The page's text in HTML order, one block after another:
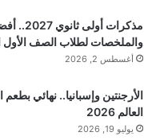
مذكرات
والملخصات لطلاب الصف الأول
أغسطس 2, 2026
الأرجنتين وإسبانيا.. نهائي
العالم 2026
يوليو 19, 2026